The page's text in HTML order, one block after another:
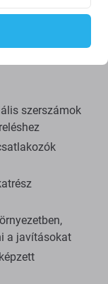
megtudni a
a
szerszámok
a javításokat